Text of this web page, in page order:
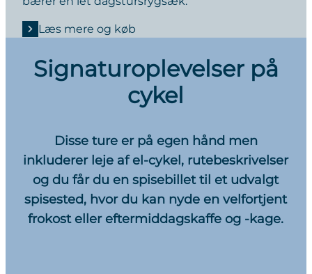
Læs mere og køb
Signaturoplevelser på
cykel
Disse ture er på egen hånd men
inkluderer leje af el-cykel, rutebeskrivelser
og du får du en spisebillet til et udvalgt
spisested, hvor du kan nyde en velfortjent
frokost eller eftermiddagskaffe og -kage.